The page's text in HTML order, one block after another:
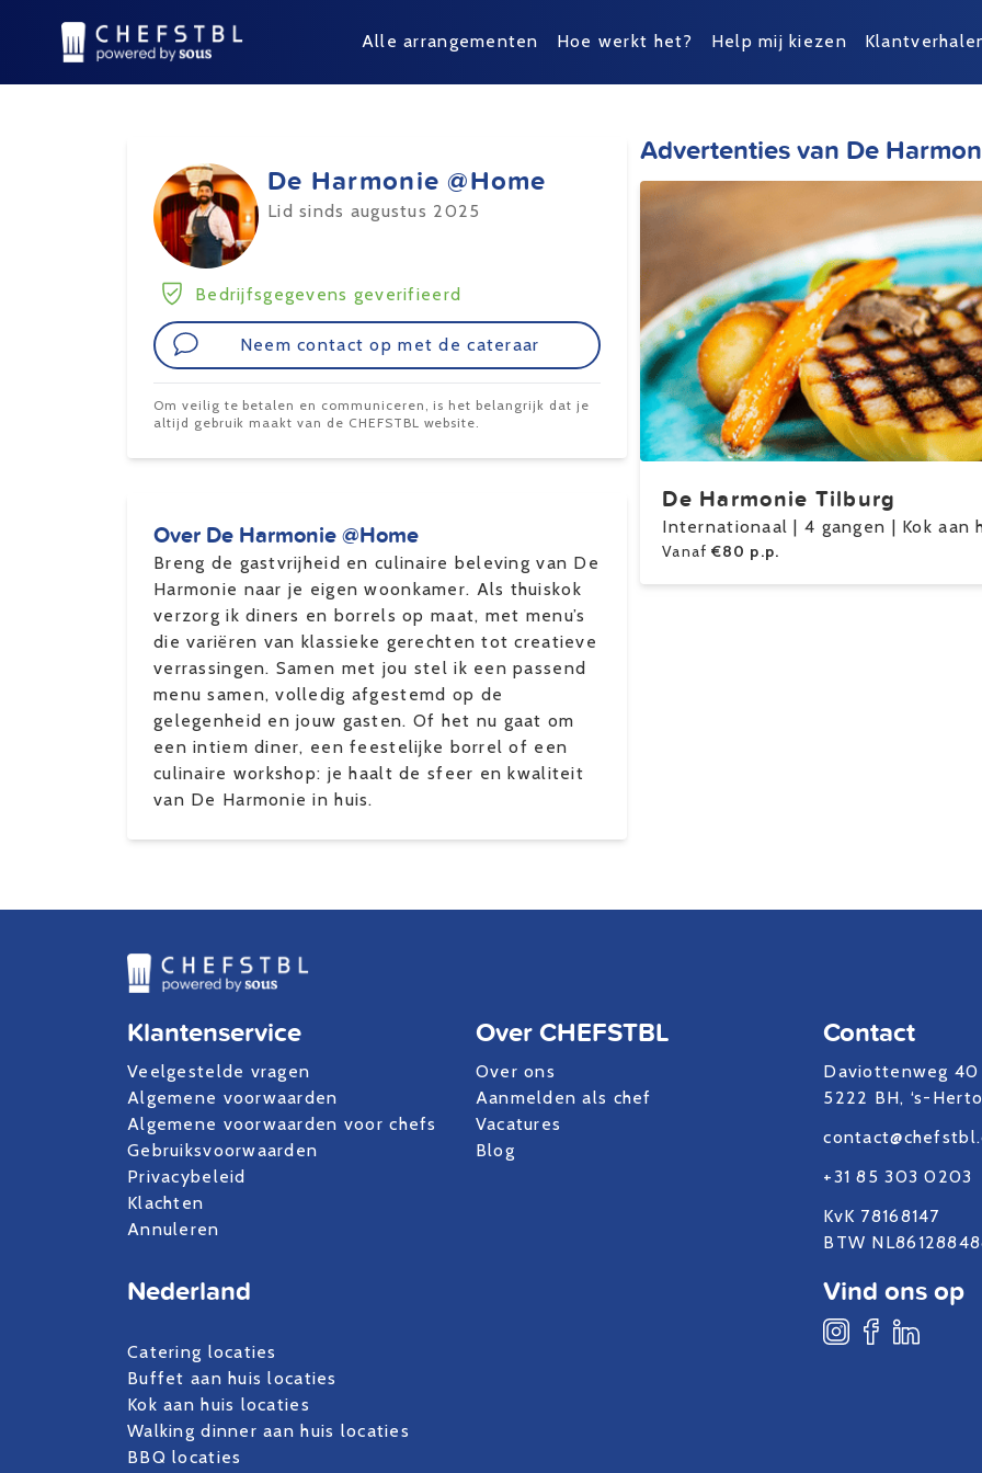
Alle arrangementen Hoe werkt het? Help mij kiezen
De Harmonie @Home
Lid sinds augustus 2025
Bedrijfsgegevens geverifieerd
Neem contact op met de cateraar
Om veilig te betalen en communiceren, is het belangrijk dat je
altijd gebruik maakt van de CHEFSTBL website.
Over De Harmonie @Home
Breng de gastvrijheid en culinaire beleving van De
Harmonie naar je eigen woonkamer. Als thuiskok
verzorg ik diners en borrels op maat, met menu’s
die variëren van klassieke gerechten tot creatieve
verrassingen. Samen met jou stel ik een passend
menu samen, volledig afgestemd op de
gelegenheid en jouw gasten. Of het nu gaat om
een intiem diner, een feestelijke borrel of een
culinaire workshop: je haalt de sfeer en kwaliteit
van De Harmonie in huis.
Advertenties van De
De Harmonie Tilburg
Internationaal | 4 gangen | Kok aan
Vanaf€80 p.p.
Klantenservice
Veelgestelde vragen
Algemene voorwaarden
Algemene voorwaarden voor chefs
Gebruiksvoorwaarden
Privacybeleid
Klachten
Annuleren
Over CHEFSTBL
Over ons
Aanmelden als chef
Vacatures
Blog
Contact
Daviottenweg 40
5222 BH, ‘s-
+31 85 303 0203
KvK 78168147
BTW
Nederland
Catering locaties
Buffet aan huis locaties
Kok aan huis locaties
Walking dinner aan huis locaties
BBQ locaties
Vind ons op